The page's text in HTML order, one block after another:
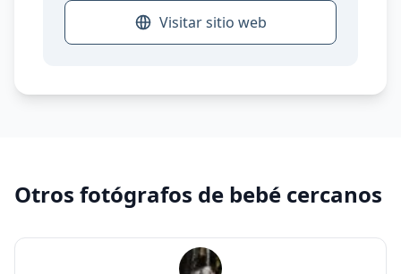
Visitar sitio web
Otros fotógrafos de bebé cercanos